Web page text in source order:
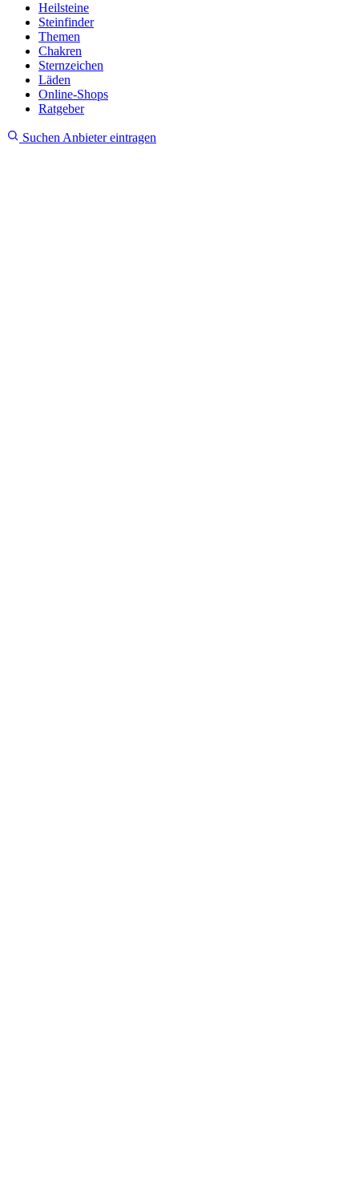
Heilsteine
Steinfinder
Themen
Chakren
Sternzeichen
Läden
Online-Shops
Ratgeber
Suchen Anbieter eintragen